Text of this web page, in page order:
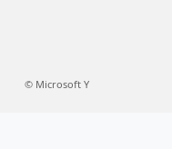
© Microsoft Y